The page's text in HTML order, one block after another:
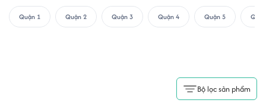
Quận 1 Quận 2 Quận 3 Quận 4 Quận 5
Bộ lọc sản phẩm